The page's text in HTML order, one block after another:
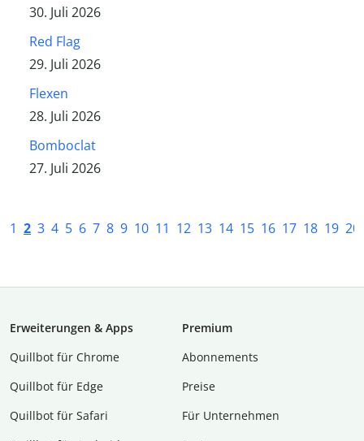
30. Juli 2026
Red Flag
29. Juli 2026
Flexen
28. Juli 2026
Bomboclat
27. Juli 2026
1 2 3 4 5 6 7 8 9 10 11 12 13 14 15 16 17 18 19 20
Erweiterungen & Apps
Quillbot für Chrome
Quillbot für Edge
Quillbot für Safari
Premium
Abon­ne­ments
Preise
Für Unternehmen